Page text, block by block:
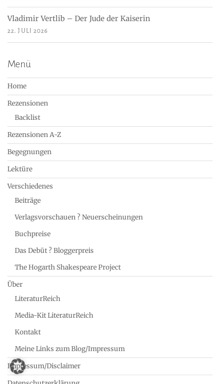
Vladimir Vertlib – Der Jude der Kaiserin
22. JULI 2026
Menü
Home
Rezensionen
Backlist
Rezensionen A-Z
Begegnungen
Lektüre
Verschiedenes
Beiträge
Verlagsvorschauen ? Neuerscheinungen
Buchpreise
Das Debüt ? Bloggerpreis
The Hogarth Shakespeare Project
Über
LiteraturReich
Media-Kit LiteraturReich
Kontakt
Meine Links zum Blog/Impressum
Impressum/Disclaimer